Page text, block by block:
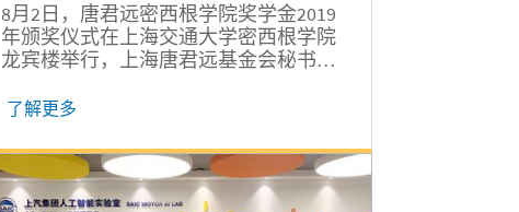
8月2日，唐君远密西根学院奖学金2019
年颁奖仪式在上海交通大学密西根学院
龙宾楼举行，上海唐君远基金会秘书长
王家荣，密西根学院院长黄佩森、学术
与学院相关师生代表出席会议。本次会
议由学院发展与合作办公室主任许青主
持。
了解更多